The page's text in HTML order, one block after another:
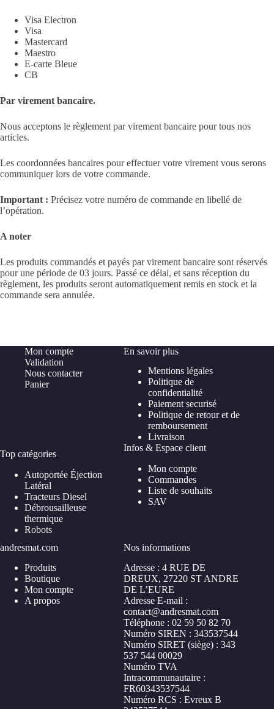
Visa Electron
Visa
Mastercard
Maestro
E-carte Bleue
CB
Par virement bancaire.
Nous acceptons le règlement par virement bancaire pour tous nos
articles.
Les coordonnées bancaires pour effectuer votre virement vous serons
communiquer lors de votre commande.
Important : Précisez votre numéro de commande en libellé de
l’opération.
A noter
Les produits commandés et payés par virement bancaire sont réservés
pour une période de 03 jours. Passé ce délai, et sans réception du
règlement, les produits seront automatiquement remis en stock et la
commande sera annulée.
Mon compte
Validation
Nous contacter
Panier
En savoir plus
Mentions légales
Politique de
confidentialité
Paiement securisé
Politique de retour et de
remboursement
Livraison
Top catégories
Autoportée Éjection
Latéral
Tracteurs Diesel
Débrousailleuse
thermique
Robots
Infos & Espace client
Mon compte
Commandes
Liste de souhaits
SAV
andresmat.com
Produits
Boutique
Mon compte
A propos
Nos informations
Adresse : 4 RUE DE
DREUX, 27220 ST ANDRE
DE L’EURE
Adresse E-mail :
contact@andresmat.com
Téléphone : ‪02 59 50 82 70
Numéro SIREN : 343537544
Numéro SIRET (siège) : 343
537 544 00029
Numéro TVA
Intracommunautaire :
FR60343537544
Numéro RCS : Evreux B